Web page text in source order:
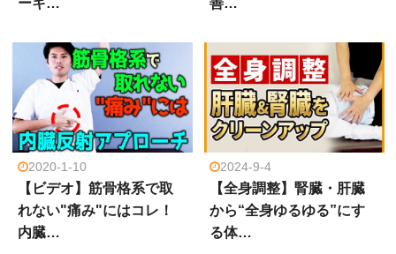
ーキ…
善…
2020-1-10
【ビデオ】筋骨格系で取
れない"痛み"にはコレ！
内臓…
2024-9-4
【全身調整】腎臓・肝臓
から“全身ゆるゆる”にす
る体…